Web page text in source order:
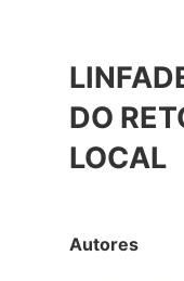
DO
LOCAL
Autores